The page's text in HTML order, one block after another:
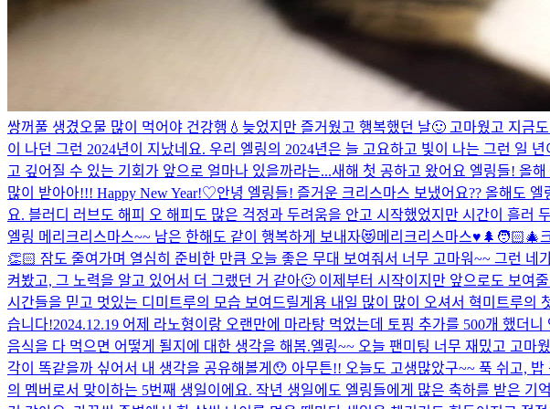
쌍꺼풀 생겼오물 많이 먹어야 건강행💧 늦었지만 즐거웠고 행복했던 날🙂 고마웠고 지금
이 나던 그런 2024년이 지났네요. 우리 엘링의 2024년은 늘 고요하고 빛이 나는 그런 일
고 깊어질 수 있는 기회가 앞으로 얼마나 있을까라는...새해 첫 공하고 왔어요 엘링들! 올
많이 받아아!!! Happy New Year!♡안녕 엘링들! 즐거운 크리스마스 보냈어요?? 올해도
요. 블러디 러브도 해피 오 해피도 많은 걱정과 두려움을 안고 시작했었지만 시간이 흘
엘링 메리크리스마스~~ 남은 한해도 같이 행복하게 보내자😻메리크리스마스♥️🌲🧑🏻‍🎄
👏🏻 잠도 줄여가며 열심히 준비한 만큼 오늘 좋은 무대 보여줘서 너무 고마워~~ 그런
켜봤고, 그 노력을 알고 있어서 더 그랬던 거 같아🙂 이제부터 시작이지만 앞으로도 보여
시간들을 믿고 멋있는 디미트루의 모습 보여드릴게용 내일 많이 많이 오셔서 혁미트루
습니다!2024.12.19 어제 라노형이랑 오랜만에 마라탕 먹었는데 토핑 추가를 500개 했더
음식을 다 먹으면 어떻게 될지에 대한 생각을 해봄.엘링~~ 오늘 팬미팅 너무 재밌고 고마
각이 똑같을까 싶어서 내 생각을 공유해볼게😯 아무튼!! 오늘도 고생많았구~~ 푹 쉬고,
의 멤버로서 맞이하는 5번째 생일이에요. 작년 생일에도 엘링들에게 많은 축하를 받은